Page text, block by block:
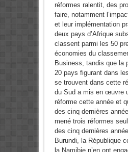
réformes ralentit, des
faire, notamment
et leur implémentation
deux pays d’Afrique
classent parmi les 50
économies du
Business, tandis que la
20 pays figurant dans
se trouvent dans cette
du Sud a mis en œuvre
réforme cette année et
des cinq dernières
mené trois réformes
des cinq dernières
Burundi, la République
la Namibie n’en ont